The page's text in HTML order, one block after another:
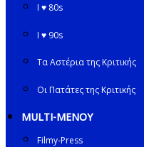
I ♥ 80s
I ♥ 90s
Τα Αστέρια της Κριτικής
Οι Πατάτες της Κριτικής
MULTI-ΜΕΝΟΥ
Filmy-Press